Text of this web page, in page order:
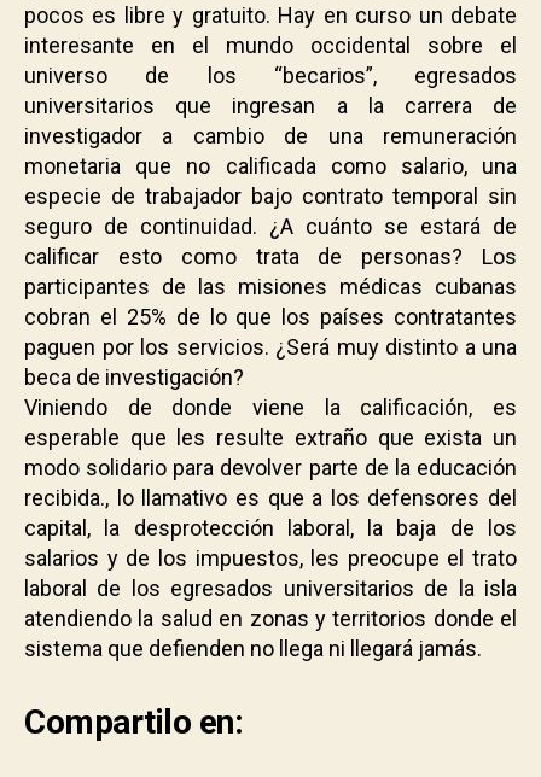
pocos es libre y gratuito. Hay en curso un debate
interesante en el mundo occidental sobre el
universo de los “becarios”, egresados
universitarios que ingresan a la carrera de
investigador a cambio de una remuneración
monetaria que no calificada como salario, una
especie de trabajador bajo contrato temporal sin
seguro de continuidad. ¿A cuánto se estará de
calificar esto como trata de personas? Los
participantes de las misiones médicas cubanas
cobran el 25% de lo que los países contratantes
paguen por los servicios. ¿Será muy distinto a una
beca de investigación?
Viniendo de donde viene la calificación, es
esperable que les resulte extraño que exista un
modo solidario para devolver parte de la educación
recibida., lo llamativo es que a los defensores del
capital, la desprotección laboral, la baja de los
salarios y de los impuestos, les preocupe el trato
laboral de los egresados universitarios de la isla
atendiendo la salud en zonas y territorios donde el
sistema que defienden no llega ni llegará jamás.
Compartilo en: